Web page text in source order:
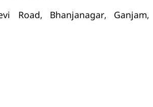
Road, Bhanjanagar, Ganjam,